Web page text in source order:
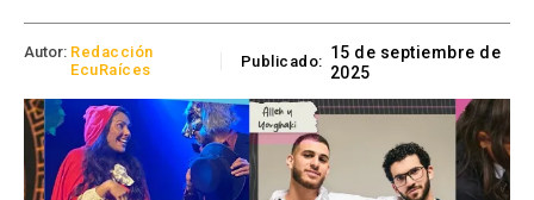
Autor: Redacción
EcuRaíces
Publicado: 15 de septiembre de
2025